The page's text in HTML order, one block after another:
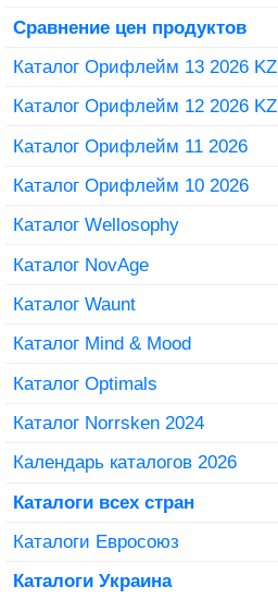
Сравнение цен продуктов
Каталог Орифлейм 13 2026 KZ
Каталог Орифлейм 12 2026 KZ
Каталог Орифлейм 11 2026
Каталог Орифлейм 10 2026
Каталог Wellosophy
Каталог NovAge
Каталог Waunt
Каталог Mind & Mood
Каталог Optimals
Каталог Norrsken 2024
Календарь каталогов 2026
Каталоги всех стран
Каталоги Евросоюз
Каталоги Украина